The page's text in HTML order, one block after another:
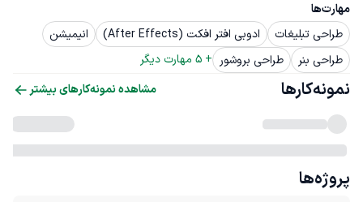
مهارت‌ها
طراحی تبلیغات
ادوبی افتر افکت (After Effects)
انیمیشن
طراحی بنر
طراحی بروشور +
5 مهارت دیگر
نمونه‌کارها مشاهده نمونه‌کارهای بیشتر
پروژه‌ها